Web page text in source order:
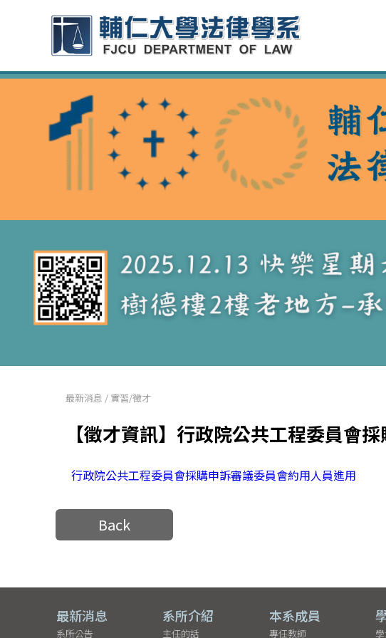
最新消息 / 實習/徵才
【徵才資訊】行政院公共工程委員會
行政院公共工程委員會採購申訴審議委員會約用人員進用
Back
最新消息
系所公告
系所介紹
主任的話
本系成員
專任教師